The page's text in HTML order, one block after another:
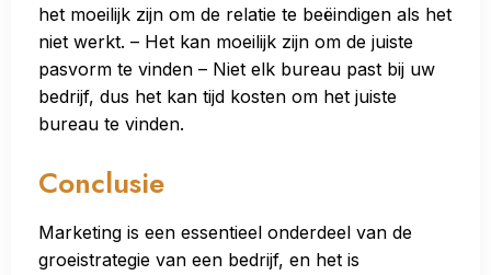
het moeilijk zijn om de relatie te beëindigen als het
niet werkt. – Het kan moeilijk zijn om de juiste
pasvorm te vinden – Niet elk bureau past bij uw
bedrijf, dus het kan tijd kosten om het juiste
bureau te vinden.
Conclusie
Marketing is een essentieel onderdeel van de
groeistrategie van een bedrijf, en het is